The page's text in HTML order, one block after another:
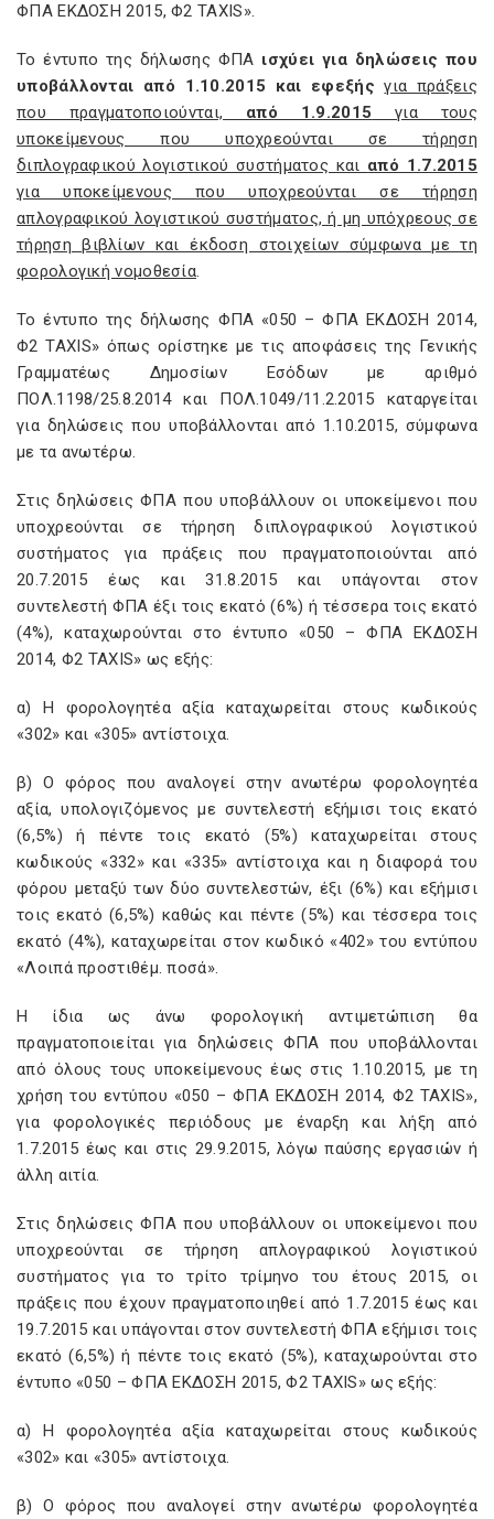
ΦΠΑ ΕΚΔΟΣΗ 2015, Φ2 TAXIS».
Το έντυπο της δήλωσης ΦΠΑ ισχύει για δηλώσεις που
υποβάλλονται από 1.10.2015 και εφεξής για πράξεις
που πραγματοποιούνται, από 1.9.2015 για τους
υποκείμενους που υποχρεούνται σε τήρηση
διπλογραφικού λογιστικού συστήματος και από 1.7.2015
για υποκείμενους που υποχρεούνται σε τήρηση
απλογραφικού λογιστικού συστήματος, ή μη υπόχρεους σε
τήρηση βιβλίων και έκδοση στοιχείων σύμφωνα με τη
φορολογική νομοθεσία.
Το έντυπο της δήλωσης ΦΠΑ «050 – ΦΠΑ ΕΚΔΟΣΗ 2014,
Φ2 TAXIS» όπως ορίστηκε με τις αποφάσεις της Γενικής
Γραμματέως Δημοσίων Εσόδων με αριθμό
ΠΟΛ.1198/25.8.2014 και ΠΟΛ.1049/11.2.2015 καταργείται
για δηλώσεις που υποβάλλονται από 1.10.2015, σύμφωνα
με τα ανωτέρω.
Στις δηλώσεις ΦΠΑ που υποβάλλουν οι υποκείμενοι που
υποχρεούνται σε τήρηση διπλογραφικού λογιστικού
συστήματος για πράξεις που πραγματοποιούνται από
20.7.2015 έως και 31.8.2015 και υπάγονται στον
συντελεστή ΦΠΑ έξι τοις εκατό (6%) ή τέσσερα τοις εκατό
(4%), καταχωρούνται στο έντυπο «050 – ΦΠΑ ΕΚΔΟΣΗ
2014, Φ2 TAXIS» ως εξής:
α) Η φορολογητέα αξία καταχωρείται στους κωδικούς
«302» και «305» αντίστοιχα.
β) Ο φόρος που αναλογεί στην ανωτέρω φορολογητέα
αξία, υπολογιζόμενος με συντελεστή εξήμισι τοις εκατό
(6,5%) ή πέντε τοις εκατό (5%) καταχωρείται στους
κωδικούς «332» και «335» αντίστοιχα και η διαφορά του
φόρου μεταξύ των δύο συντελεστών, έξι (6%) και εξήμισι
τοις εκατό (6,5%) καθώς και πέντε (5%) και τέσσερα τοις
εκατό (4%), καταχωρείται στον κωδικό «402» του εντύπου
«Λοιπά προστιθέμ. ποσά».
Η ίδια ως άνω φορολογική αντιμετώπιση θα
πραγματοποιείται για δηλώσεις ΦΠΑ που υποβάλλονται
από όλους τους υποκείμενους έως στις 1.10.2015, με τη
χρήση του εντύπου «050 – ΦΠΑ ΕΚΔΟΣΗ 2014, Φ2 TAXIS»,
για φορολογικές περιόδους με έναρξη και λήξη από
1.7.2015 έως και στις 29.9.2015, λόγω παύσης εργασιών ή
άλλη αιτία.
Στις δηλώσεις ΦΠΑ που υποβάλλουν οι υποκείμενοι που
υποχρεούνται σε τήρηση απλογραφικού λογιστικού
συστήματος για το τρίτο τρίμηνο του έτους 2015, οι
πράξεις που έχουν πραγματοποιηθεί από 1.7.2015 έως και
19.7.2015 και υπάγονται στον συντελεστή ΦΠΑ εξήμισι τοις
εκατό (6,5%) ή πέντε τοις εκατό (5%), καταχωρούνται στο
έντυπο «050 – ΦΠΑ ΕΚΔΟΣΗ 2015, Φ2 TAXIS» ως εξής:
α) Η φορολογητέα αξία καταχωρείται στους κωδικούς
«302» και «305» αντίστοιχα.
β) Ο φόρος που αναλογεί στην ανωτέρω φορολογητέα